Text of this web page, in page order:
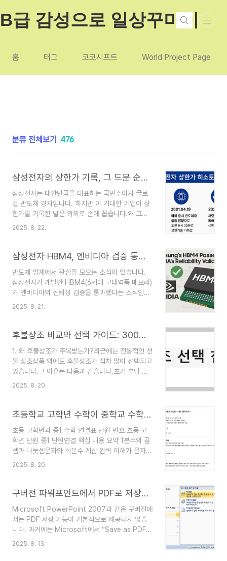
B급 감성으로 일상꾸미기
홈 태그 코코시프트 World Project Page
분류 전체보기 476
삼성전자의 상한가 기록, 그 드문 순간들
삼성전자는 대한민국을 대표하는 국민주이자 글로
벌 반도체 강자입니다. 하지만 이 거대한 기업이 상
한가를 기록한 날은 의외로 손에 꼽습니다.왜 그럴
까요? 그리고 그 드문 순간에는 어떤 일이 있었을까
자의 상한가 기록 정리 날짜 주요 배경 특징 2000
가, 개장 직후 11% 급등2001년 4월 19일미국 반
도체주 급등 영향오전 9시 30분 상한가 기록, 업황
반등 신호탄2021년 4월 20일글로벌 차량용 반도
체 대란외국인 매수 집중, 관련 반도체주 동반 급등
끌..
2025. 8. 22.
삼성전자 HBM4, 엔비디아 검증 통과…AI 메모리 시장에 새 바람
반도체 업계에서 관심을 모으는 소식이 있습니다.
삼성전자가 개발한 HBM4(6세대 고대역폭 메모리)
가 엔비디아의 신뢰성 검증을 통과했다는 소식인데
요. 이번 결과는 앞으로 AI 메모리 시장의 흐름에 적
지난달 엔비디아에 HBM4 샘플을 전달했습니다.
결과를 얻었고, 이제 곧 프리 프로덕션(Pre-
Production, PP) 단계에 들어갑니다.이 과정에서
는 엔비디아 GPU와의 호환성, 온도 변화에 따른 안
정성, 장시간 구동 시 품질 등을 꼼꼼하게 점검합니
이는 삼..
2025. 8. 21.
후불상조 비교와 선택 가이드: 300만원 이내 합리적인 장례 준비
1. 왜 후불상조가 주목받는가?최근에는 전통적인 선
불 상조상품 외에도 후불상조가 점차 많이 선택되고
있습니다.그 이유는 다음과 같습니다.초기 부담 최
소화: 장례 발생 전 거액을 미리 납부하지 않고, 실
한 지출 방지소비자 신뢰 강화: 선불 상조회사의 부
상황에 맞추어 도우미, 차량, 용품 등을 조정 가능아
래에 정리된 비교표는 직접 조사한 5개 상조업체 기
준으로 작성한 자료입니다.다만 모든 후불상조 업체
를 다룬 것은 아니므로 참고용으로만 활용하시고,
교표 (3일..
2025. 8. 20.
초등학교 고학년 수학이 중학교 수학 성적을 좌우하는 중요 단원 정리
초등 고학년과 중1 수학 연결표 단원 번호 초등 고
학년 단원 중1 단원연결 핵심 내용 요약 1분수의 곱
셈과 나눗셈문자와 식분수 계산 완벽 이해가 문자와
식 분수 계수 처리 기본2약수와 배수인수분해 기초
수로 표현하는 기본4도형의 넓이와 부피좌표기하·
이해와 연결5분수·소수 혼합 계산문자와 식, 연산법
칙다양한 수 형태 연산 정확도 향상이 문자식 계산
에 필수6비례식과 비례배분비례·함수양의 비례 관
계를 식과 함수로 체계적으로 표현7비율 그래프, 변
2025. 8. 20.
구버전 파워포인트에서 PDF로 저장하는 방법 (플러그인 미지원 시)
Microsoft PowerPoint 2007과 같은 구버전에
서는 PDF 저장 기능이 기본적으로 제공되지 않습
니다. 과거에는 Microsoft에서 “Save as PDF
or XPS” 플러그인을 통해 이를 지원했지만, 현재
2025. 8. 13.